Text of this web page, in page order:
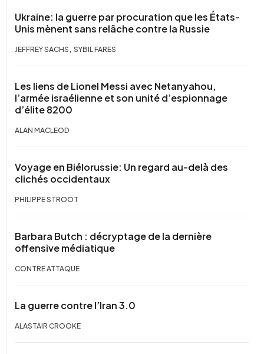
Ukraine: la guerre par procuration que les États-
Unis mènent sans relâche contre la Russie
JEFFREY SACHS , SYBIL FARES
Les liens de Lionel Messi avec Netanyahou,
l’armée israélienne et son unité d’espionnage
d’élite 8200
ALAN MACLEOD
Voyage en Biélorussie: Un regard au-delà des
clichés occidentaux
PHILIPPE STROOT
Barbara Butch : décryptage de la dernière
offensive médiatique
CONTRE ATTAQUE
La guerre contre l’Iran 3.0
ALASTAIR CROOKE